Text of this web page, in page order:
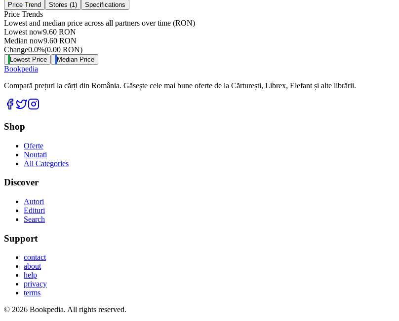
Price Trend Stores (1) Specifications
Price Trends
Lowest and median price across all partners over time (RON)
Lowest now9.60 RON
Median now9.60 RON
Change0.0%(0.00 RON)
Lowest Price Median Price
Bookpedia
Compară prețuri la cărți din România. Găsește cele mai bune oferte de la Cărturești, Librex, Elefant și alte librării.
Facebook
Twitter
Shop
Oferte
Noutati
All Categories
Discover
Autori
Edituri
Search
Support
contact
about
help
privacy
terms
© 2026 Bookpedia. All rights reserved.